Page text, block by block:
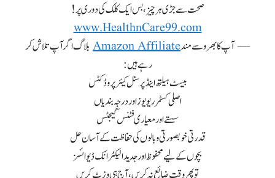
صحت سے جڑی ہر چیز، بس ایک کلک کی دوری پر!
www.HealthnCare99.com
— آپ کا بھروسے مندAmazon Affiliateبلاگ اگر آپ تلاش کر
رہے ہیں:
بیسٹ ہیلتھ اینڈ پرسنل کیئر پروڈکٹس
اصلی کسٹمر ریویوز اور درجہ بندیاں
سستے اور معیاری فٹنس گیجٹس
قدرتی خوبصورتی و بالوں کی حفاظت کے آسان حل
بچوں کے لیے محفوظ اور جدید الیکٹرانک ڈیوائسز